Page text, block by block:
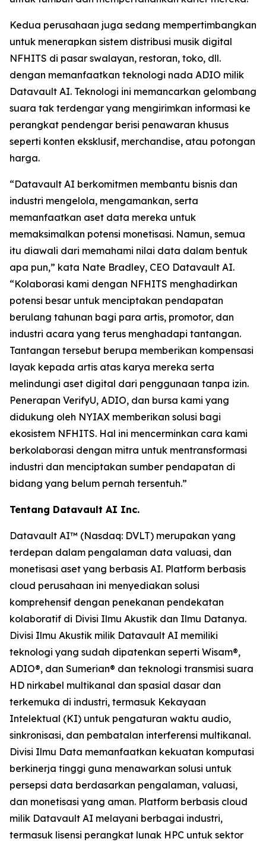
Kedua perusahaan juga sedang mempertimbangkan
untuk menerapkan sistem distribusi musik digital
NFHITS di pasar swalayan, restoran, toko, dll.
dengan memanfaatkan teknologi nada ADIO milik
Datavault AI. Teknologi ini memancarkan gelombang
suara tak terdengar yang mengirimkan informasi ke
perangkat pendengar berisi penawaran khusus
seperti konten eksklusif, merchandise, atau potongan
harga.
“Datavault AI berkomitmen membantu bisnis dan
industri mengelola, mengamankan, serta
memanfaatkan aset data mereka untuk
memaksimalkan potensi monetisasi. Namun, semua
itu diawali dari memahami nilai data dalam bentuk
apa pun,” kata Nate Bradley, CEO Datavault AI.
“Kolaborasi kami dengan NFHITS menghadirkan
potensi besar untuk menciptakan pendapatan
berulang tahunan bagi para artis, promotor, dan
industri acara yang terus menghadapi tantangan.
Tantangan tersebut berupa memberikan kompensasi
layak kepada artis atas karya mereka serta
melindungi aset digital dari penggunaan tanpa izin.
Penerapan VerifyU, ADIO, dan bursa kami yang
didukung oleh NYIAX memberikan solusi bagi
ekosistem NFHITS. Hal ini mencerminkan cara kami
berkolaborasi dengan mitra untuk mentransformasi
industri dan menciptakan sumber pendapatan di
bidang yang belum pernah tersentuh.”
Tentang Datavault AI Inc.
Datavault AI™ (Nasdaq: DVLT) merupakan yang
terdepan dalam pengalaman data valuasi, dan
monetisasi aset yang berbasis AI. Platform berbasis
cloud perusahaan ini menyediakan solusi
komprehensif dengan penekanan pendekatan
kolaboratif di Divisi Ilmu Akustik dan Ilmu Datanya.
Divisi Ilmu Akustik milik Datavault AI memiliki
teknologi yang sudah dipatenkan seperti Wisam®,
ADIO®, dan Sumerian® dan teknologi transmisi suara
HD nirkabel multikanal dan spasial dasar dan
terkemuka di industri, termasuk Kekayaan
Intelektual (KI) untuk pengaturan waktu audio,
sinkronisasi, dan pembatalan interferensi multikanal.
Divisi Ilmu Data memanfaatkan kekuatan komputasi
berkinerja tinggi guna menawarkan solusi untuk
persepsi data berdasarkan pengalaman, valuasi,
dan monetisasi yang aman. Platform berbasis cloud
milik Datavault AI melayani berbagai industri,
termasuk lisensi perangkat lunak HPC untuk sektor